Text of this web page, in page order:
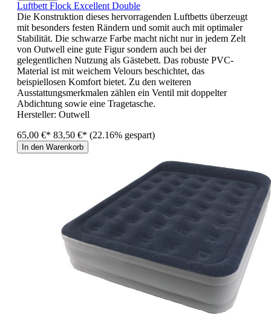
Luftbett Flock Excellent Double
Die Konstruktion dieses hervorragenden Luftbetts überzeugt
mit besonders festen Rändern und somit auch mit optimaler
Stabilität. Die schwarze Farbe macht nicht nur in jedem Zelt
von Outwell eine gute Figur sondern auch bei der
gelegentlichen Nutzung als Gästebett. Das robuste PVC-
Material ist mit weichem Velours beschichtet, das
beispiellosen Komfort bietet. Zu den weiteren
Ausstattungsmerkmalen zählen ein Ventil mit doppelter
Abdichtung sowie eine Tragetasche.
Hersteller: Outwell
65,00 €* 83,50 €* (22.16% gespart)
In den Warenkorb